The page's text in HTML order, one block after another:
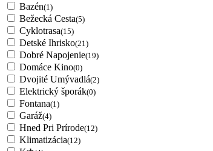
Bazén(1)
Bežecká Cesta(5)
Cyklotrasa(15)
Detské Ihrisko(21)
Dobré Napojenie(19)
Domáce Kino(0)
Dvojité Umývadlá(2)
Elektrický šporák(0)
Fontana(1)
Garáž(4)
Hned Pri Prírode(12)
Klimatizácia(12)